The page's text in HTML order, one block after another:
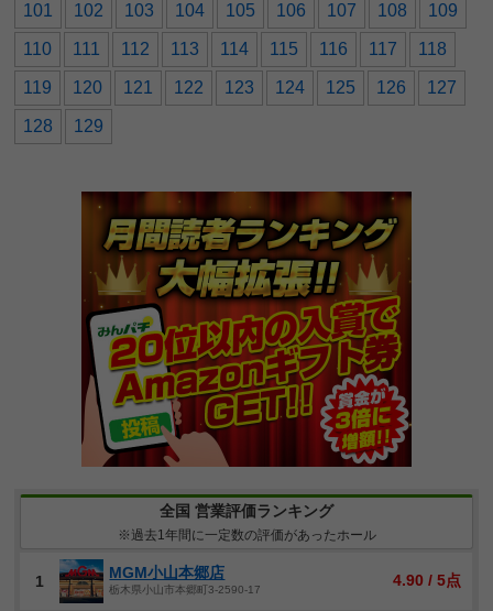
101 102 103 104 105 106 107 108 109
110 111 112 113 114 115 116 117 118
119 120 121 122 123 124 125 126 127
128 129
全国 営業評価ランキング
※過去1年間に一定数の評価があったホール
1 MGM小山本郷店
栃木県小山市本郷町3-2590-17
4.90 / 5点